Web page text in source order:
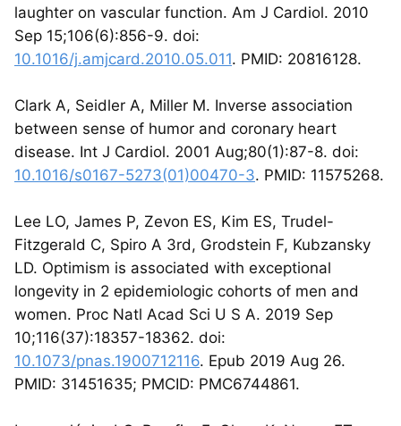
laughter on vascular function. Am J Cardiol. 2010
Sep 15;106(6):856-9. doi:
10.1016/j.amjcard.2010.05.011. PMID: 20816128.
Clark A, Seidler A, Miller M. Inverse association
between sense of humor and coronary heart
disease. Int J Cardiol. 2001 Aug;80(1):87-8. doi:
10.1016/s0167-5273(01)00470-3. PMID: 11575268.
Lee LO, James P, Zevon ES, Kim ES, Trudel-
Fitzgerald C, Spiro A 3rd, Grodstein F, Kubzansky
LD. Optimism is associated with exceptional
longevity in 2 epidemiologic cohorts of men and
women. Proc Natl Acad Sci U S A. 2019 Sep
10;116(37):18357-18362. doi:
10.1073/pnas.1900712116. Epub 2019 Aug 26.
PMID: 31451635; PMCID: PMC6744861.